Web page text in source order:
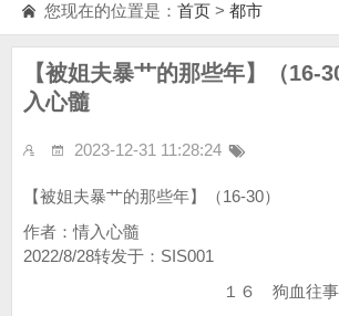
您现在的位置是： 首页 > 都市
【被姐夫暴艹的那些年】（16-
入心髓
2023-12-31 11:28:24
【被姐夫暴艹的那些年】（16-30）
作者：情入心髓
2022/8/28转发于：SIS001
１６ 狗血往事